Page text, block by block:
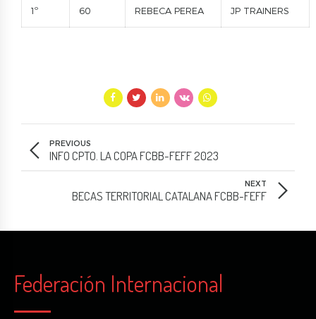
1º 60 REBECA PEREA JP TRAINERS
PREVIOUS
INFO CPTO. LA COPA FCBB-FEFF 2023
NEXT
BECAS TERRITORIAL CATALANA FCBB-FEFF
Federación Internacional